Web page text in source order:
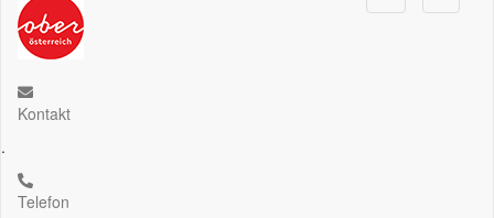
Kontakt
.
Telefon